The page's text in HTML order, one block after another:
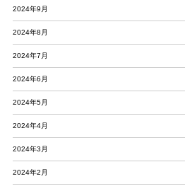
2024年9月
2024年8月
2024年7月
2024年6月
2024年5月
2024年4月
2024年3月
2024年2月